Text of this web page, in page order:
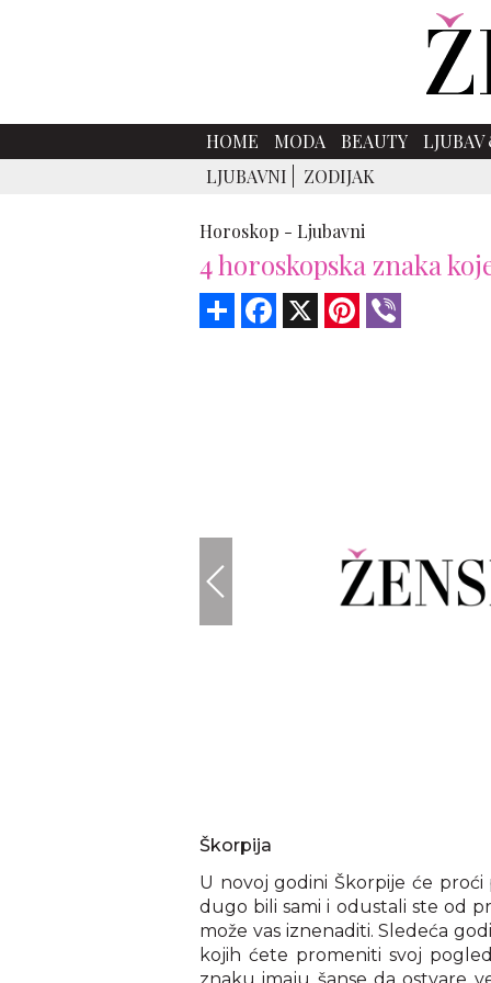
HOME MODA BEAUTY
LJUBAVNI
ZODIJAK
Horoskop - Ljubavni
4 horoskopska znaka
Share Facebook Pinterest
Škorpija
U novoj godini Škorpije će
dugo bili sami i odustali ste od
može vas iznenaditi. Sledeća
kojih ćete promeniti svoj